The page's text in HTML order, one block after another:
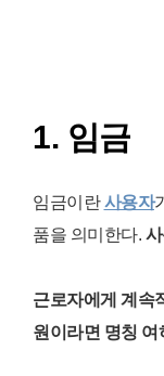
1. 임금
임금이란사용자
품을 의미한다.
근로자에게 계속
원이라면 명칭